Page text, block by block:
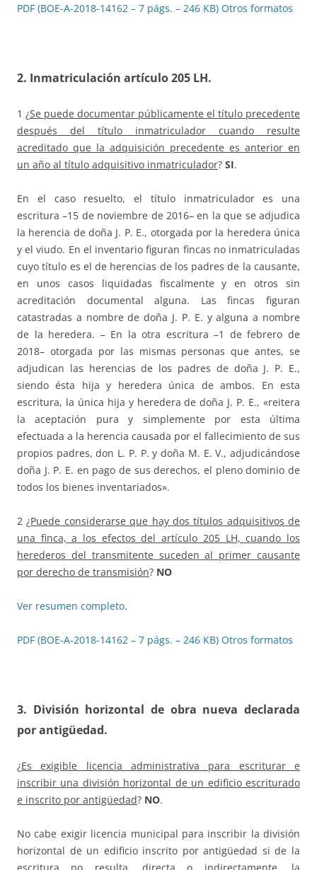
PDF (BOE-A-2018-14162 – 7 págs. – 246 KB) Otros formatos
2. Inmatriculación artículo 205 LH.
1 ¿Se puede documentar públicamente el título precedente
después del título inmatriculador cuando resulte
acreditado que la adquisición precedente es anterior en
un año al título adquisitivo inmatriculador? SI.
En el caso resuelto, el título inmatriculador es una
escritura –15 de noviembre de 2016– en la que se adjudica
la herencia de doña J. P. E., otorgada por la heredera única
y el viudo. En el inventario figuran fincas no inmatriculadas
cuyo título es el de herencias de los padres de la causante,
en unos casos liquidadas fiscalmente y en otros sin
acreditación documental alguna. Las fincas figuran
catastradas a nombre de doña J. P. E. y alguna a nombre
de la heredera. – En la otra escritura –1 de febrero de
2018– otorgada por las mismas personas que antes, se
adjudican las herencias de los padres de doña J. P. E.,
siendo ésta hija y heredera única de ambos. En esta
escritura, la única hija y heredera de doña J. P. E., «reitera
la aceptación pura y simplemente por esta última
efectuada a la herencia causada por el fallecimiento de sus
propios padres, don L. P. P. y doña M. E. V., adjudicándose
doña J. P. E. en pago de sus derechos, el pleno dominio de
todos los bienes inventariados».
2 ¿Puede considerarse que hay dos títulos adquisitivos de
una finca, a los efectos del artículo 205 LH, cuando los
herederos del transmitente suceden al primer causante
por derecho de transmisión? NO
Ver resumen completo.
PDF (BOE-A-2018-14162 – 7 págs. – 246 KB) Otros formatos
3. División horizontal de obra nueva declarada
por antigüedad.
¿Es exigible licencia administrativa para escriturar e
inscribir una división horizontal de un edificio escriturado
e inscrito por antigüedad? NO.
No cabe exigir licencia municipal para inscribir la división
horizontal de un edificio inscrito por antigüedad si de la